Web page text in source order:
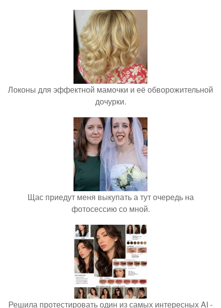
Локоны для эффектной мамочки и её обворожительной
дочурки.
Щас приедут меня выкупать а тут очередь на
фотосессию со мной.
Решила протестировать один из самых интересных AI -